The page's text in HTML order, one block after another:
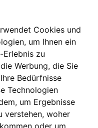
Cookies und
um Ihnen ein
Erlebnis zu
Werbung, die Sie
Bedürfnisse
Technologien
um Ergebnisse
verstehen, woher
oder um
Liezen
BLO24.at werben?
(0)664 2226600